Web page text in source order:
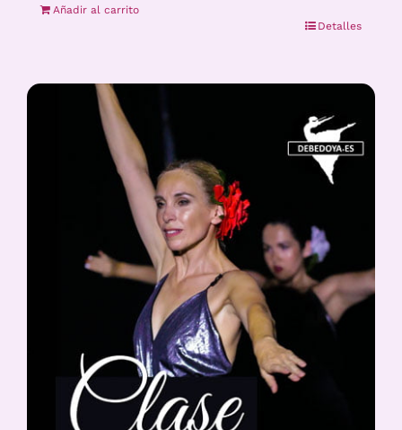
Añadir al carrito
Detalles